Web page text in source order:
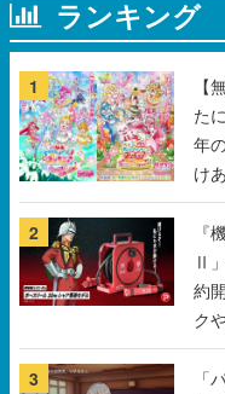
ランキング
1
【
た
年
け
2
『
Ⅱ
約
ク
な
3
「